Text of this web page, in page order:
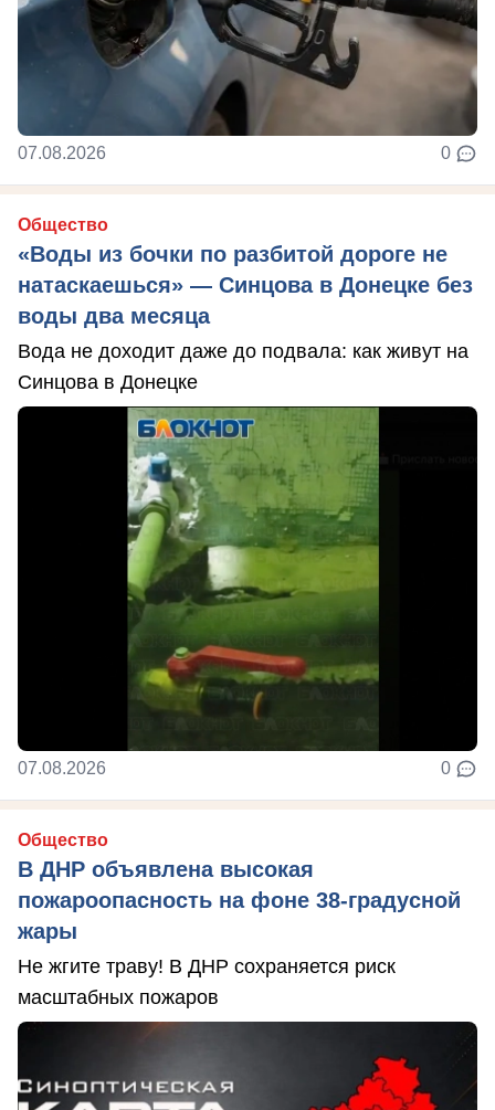
07.08.2026 0
Общество
«Воды из бочки по разбитой дороге не
натаскаешься» — Синцова в Донецке без
воды два месяца
Вода не доходит даже до подвала: как живут на
Синцова в Донецке
07.08.2026 0
Общество
В ДНР объявлена высокая
пожароопасность на фоне 38-градусной
жары
Не жгите траву! В ДНР сохраняется риск
масштабных пожаров